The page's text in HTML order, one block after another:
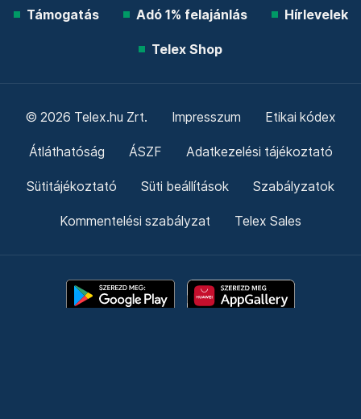
Támogatás Adó 1% felajánlás Hírlevelek
Telex Shop
© 2026 Telex.hu Zrt. Impresszum Etikai kódex
Átláthatóság ÁSZF Adatkezelési tájékoztató
Sütitájékoztató Süti beállítások Szabályzatok
Kommentelési szabályzat Telex Sales